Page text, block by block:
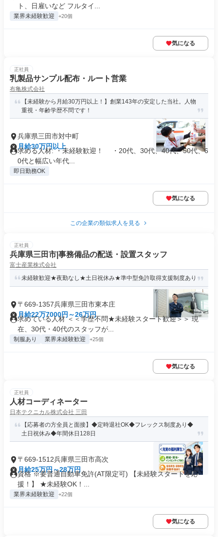
ト、日雇いなど フルタイ...
業界未経験歓迎 +20個
気になる
正社員
乳製品サンプル配布・ルート営業
布亀株式会社
【未経験から月給30万円以上！】創業143年の安定した当社。人物
重視・年齢学歴不問です！
兵庫県三田市対中町
月給30万円以上
求める人材: ・未経験歓迎！ ・20代、30代、40代、50代、6
0代と幅広い年代...
即日勤務OK
気になる
この企業の類似求人を見る
正社員
兵庫県三田市|事務備品の配送・設置スタッフ
富士産業株式会社
未経験歓迎★夜勤なし★土日祝休み★準中型免許取得支援制度あり
〒669-1357兵庫県三田市東本庄
月給22万7000円～26万円
求めている人材 ＜＜学歴不問★未経験スタート歓迎＞＞ 現
在、30代・40代のスタッフが...
制服あり 業界未経験歓迎 +25個
気になる
正社員
人材コーディネーター
日本テクニカル株式会社 三田
【応募者の方全員と面接】◆定時退社OK◆フレックス制度あり◆
土日祝休み◆年間休日128日
〒669-1512兵庫県三田市高次
月給25万円～28万円
資格 ※要普通自動車免許(AT限定可) 【未経験スタートを応
援！】 ★未経験OK！...
業界未経験歓迎 +22個
気になる